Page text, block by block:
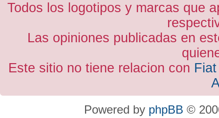
Todos los logotipos y marcas que
Las opiniones publicadas en
Este sitio no tiene relacion con
Powered by phpBB ©